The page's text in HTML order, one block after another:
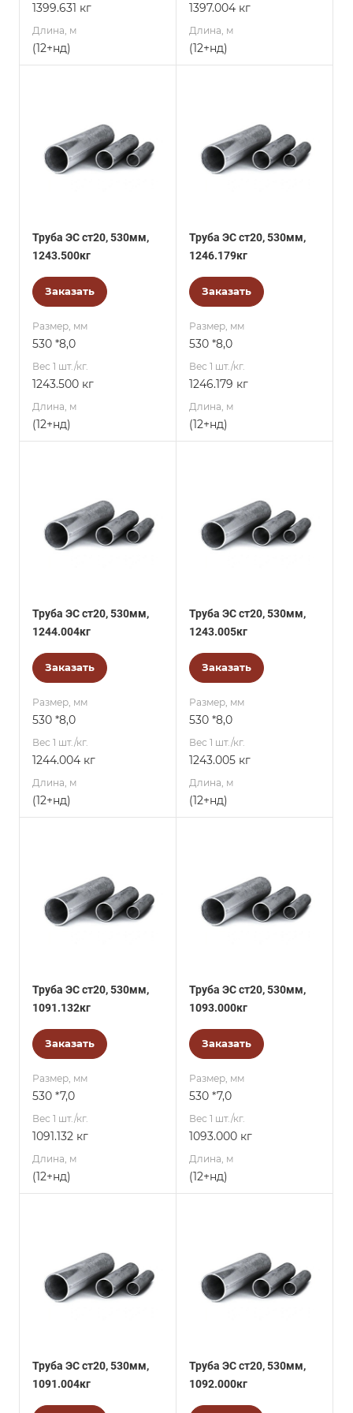
1399.631 кг
Длина, м
(12+нд)
1397.004 кг
Длина, м
(12+нд)
Труба ЭС ст20, 530мм,
1243.500кг
Заказать
Размер, мм
530 *8,0
Вес 1 шт./кг.
1243.500 кг
Длина, м
(12+нд)
Труба ЭС ст20, 530мм,
1246.179кг
Заказать
Размер, мм
530 *8,0
Вес 1 шт./кг.
1246.179 кг
Длина, м
(12+нд)
Труба ЭС ст20, 530мм,
1244.004кг
Заказать
Размер, мм
530 *8,0
Вес 1 шт./кг.
1244.004 кг
Длина, м
(12+нд)
Труба ЭС ст20, 530мм,
1243.005кг
Заказать
Размер, мм
530 *8,0
Вес 1 шт./кг.
1243.005 кг
Длина, м
(12+нд)
Труба ЭС ст20, 530мм,
1091.132кг
Заказать
Размер, мм
530 *7,0
Вес 1 шт./кг.
1091.132 кг
Длина, м
(12+нд)
Труба ЭС ст20, 530мм,
1093.000кг
Заказать
Размер, мм
530 *7,0
Вес 1 шт./кг.
1093.000 кг
Длина, м
(12+нд)
Труба ЭС ст20, 530мм,
1091.004кг
Труба ЭС ст20, 530мм,
1092.000кг